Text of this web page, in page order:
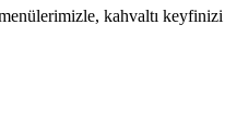
kahvaltı keyfinizi